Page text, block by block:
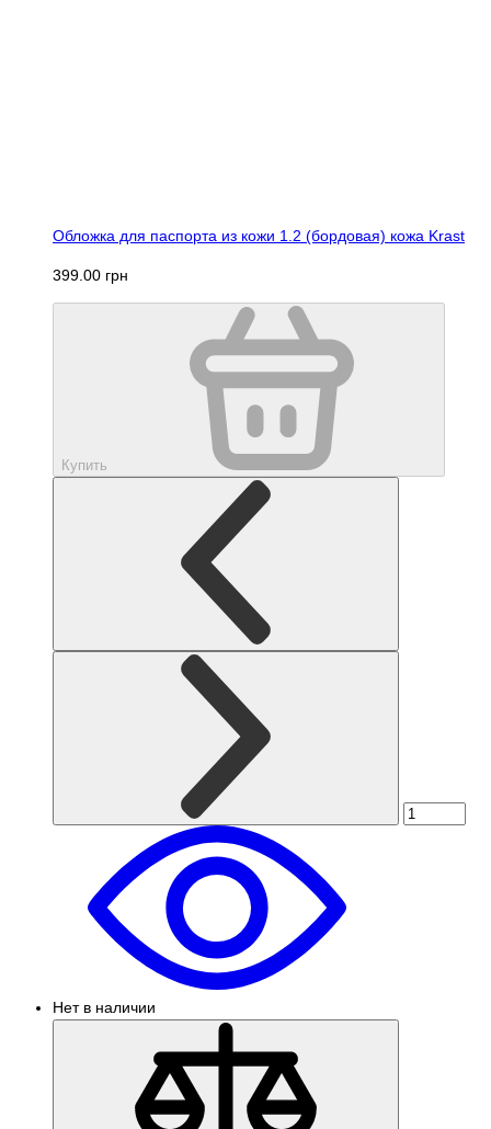
Обложка для паспорта из кожи 1.2 (бордовая) кожа Krast
399.00 грн
Купить
Нет в наличии